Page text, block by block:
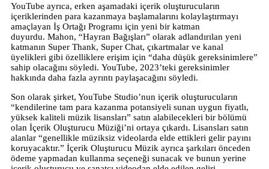
YouTube ayrıca, erken aşamadaki içerik oluşturucuların
içeriklerinden para kazanmaya başlamalarını kolaylaştırmayı
amaçlayan İş Ortağı Programı için yeni bir katman
duyurdu. Mahon, “Hayran Bağışları” olarak adlandırılan yeni
katmanın Super Thank, Super Chat, çıkartmalar ve kanal
üyelikleri gibi özelliklere erişim için “daha düşük gereksinimlere”
sahip olacağını söyledi. YouTube, 2023’teki gereksinimler
hakkında daha fazla ayrıntı paylaşacağını söyledi.
Son olarak şirket, YouTube Studio’nun içerik oluşturucuların
“kendilerine tam para kazanma potansiyeli sunan uygun fiyatlı,
yüksek kaliteli müzik lisansları” satın alabilecekleri bir bölümü
olan İçerik Oluşturucu Müziği’ni ortaya çıkardı. Lisansları satın
alanlar “genellikle müziksiz videolarda elde ettikleri gelir payını
koruyacaktır.” İçerik Oluşturucu Müzik ayrıca şarkıları önceden
ödeme yapmadan kullanma seçeneği sunacak ve bunun yerine